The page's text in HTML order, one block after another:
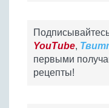
YouTube,
первыми
рецепты!